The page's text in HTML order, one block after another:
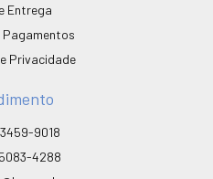
Entrega
Pagamentos
Privacidade
3459-9018
5083-4288